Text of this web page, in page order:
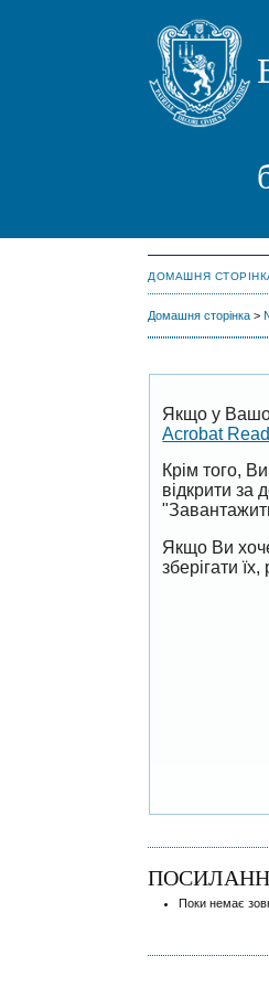
ДОМАШНЯ
Домашня сторінка >
Якщо у
Acrobat
Крім того,
відкрити за
Якщо Ви
зберігати
Поки немає